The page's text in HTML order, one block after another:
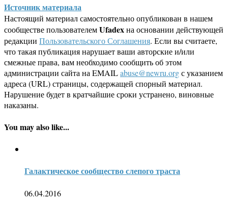
Источник материала
Настоящий материал самостоятельно опубликован в нашем
сообществе пользователемUfadexна основании действующей
редакции Пользовательского Соглашения. Если вы считаете,
что такая публикация нарушает ваши авторские и/или
смежные права, вам необходимо сообщить об этом
администрации сайта на EMAILabuse@newru.orgс указанием
адреса (URL) страницы, содержащей спорный материал.
Нарушение будет в кратчайшие сроки устранено, виновные
наказаны.
You may also like...
Галактическое сообщество слепого траста
06.04.2016